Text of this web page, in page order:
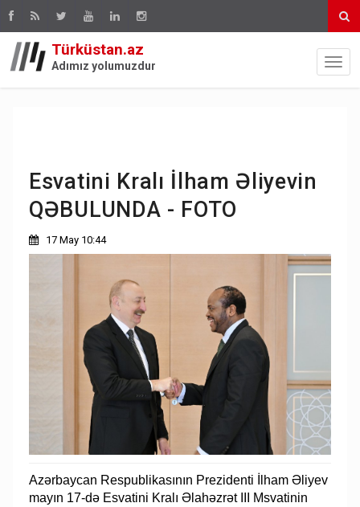
Türküstan.az
Adımız yolumuzdur
Esvatini Kralı İlham Əliyevin
QƏBULUNDA - FOTO
17 May 10:44
Azərbaycan Respublikasının Prezidenti İlham Əliyev
mayın 17-də Esvatini Kralı Əlahəzrət III Msvatinin